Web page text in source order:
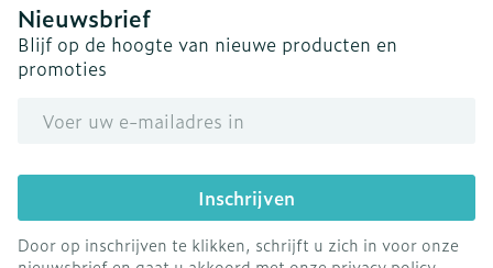
Nieuwsbrief
Blijf op de hoogte van nieuwe producten en
promoties
Inschrijven
Door op inschrijven te klikken, schrijft u zich in voor onze